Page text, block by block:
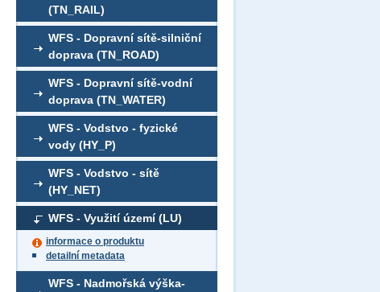
(TN_RAIL)
WFS - Dopravní sítě-silniční
doprava (TN_ROAD)
WFS - Dopravní sítě-vodní
doprava (TN_WATER)
WFS - Vodstvo - fyzické
vody (HY_P)
WFS - Vodstvo - sítě
(HY_NET)
WFS - Využití území (LU)
informace o produktu
detailní metadata
WFS - Nadmořská výška-